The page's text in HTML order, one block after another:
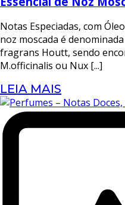
Notas Especiadas, com
noz moscada é
fragrans Houtt, sendo
M.officinalis ou Nux [...]
LEIA MAIS